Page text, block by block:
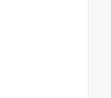
마
등